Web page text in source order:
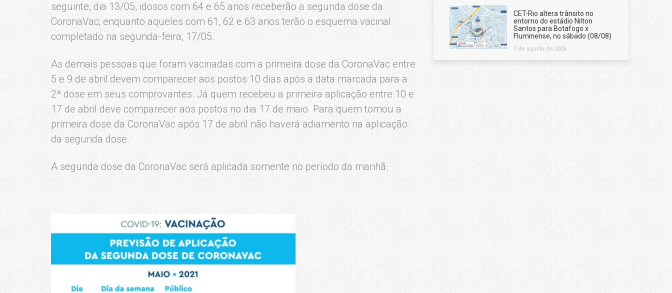
seguinte, dia 13/05, idosos com 64 e 65 anos receberão a segunda dose da
CoronaVac; enquanto aqueles com 61, 62 e 63 anos terão o esquema vacinal
completado na segunda-feira, 17/05.
As demais pessoas que foram vacinadas com a primeira dose da CoronaVac entre
5 e 9 de abril devem comparecer aos postos 10 dias após a data marcada para a
2ª dose em seus comprovantes. Já quem recebeu a primeira aplicação entre 10 e
17 de abril deve comparecer aos postos no dia 17 de maio. Para quem tomou a
primeira dose da CoronaVac após 17 de abril não haverá adiamento na aplicação
da segunda dose.
A segunda dose da CoronaVac será aplicada somente no período da manhã.
CET-Rio altera trânsito no
entorno do estádio Nilton
Santos para Botafogo x
Fluminense, no sábado (08/08)
7 de agosto de 2026